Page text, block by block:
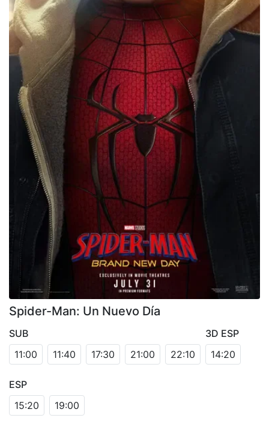
Spider-Man: Un Nuevo Día
SUB
11:00
11:40 17:30 21:00 22:10
3D ESP
14:20
ESP
15:20
19:00